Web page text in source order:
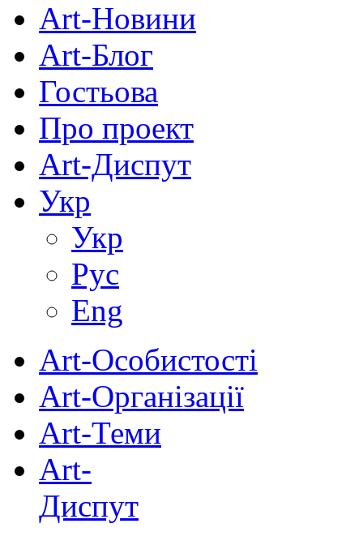
Art-Новини
Art-Блог
Гостьова
Про проект
Art-Диспут
Укр
Укр
Рус
Eng
Art-Особистості
Art-Організації
Art-Теми
Art-
Диспут